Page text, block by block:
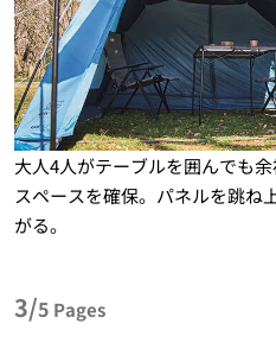
大人4人がテーブルを囲んでも
スペースを確保。パネルを跳ね
がる。
3/5 Pages